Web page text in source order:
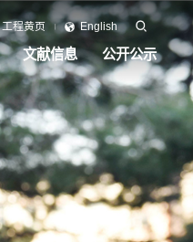
工程黄页 English
文献信息 公开公示